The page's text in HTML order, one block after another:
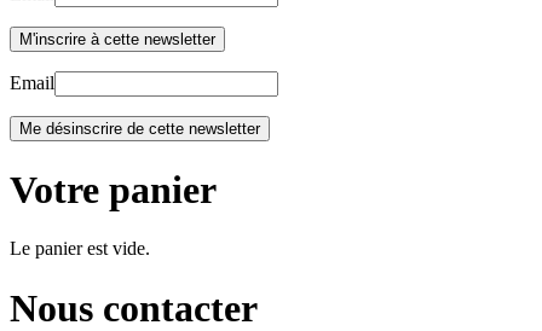
Email
Votre panier
Le panier est vide.
Nous contacter